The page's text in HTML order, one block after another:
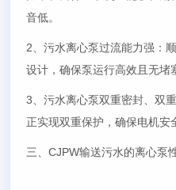
音低。
2、污水离心泵过流能力强
设计，确保泵运行高效且无堵塞
3、污水离心泵双重密封、双
正实现双重保护，确保电机安全
三、CJPW输送污水的离心泵